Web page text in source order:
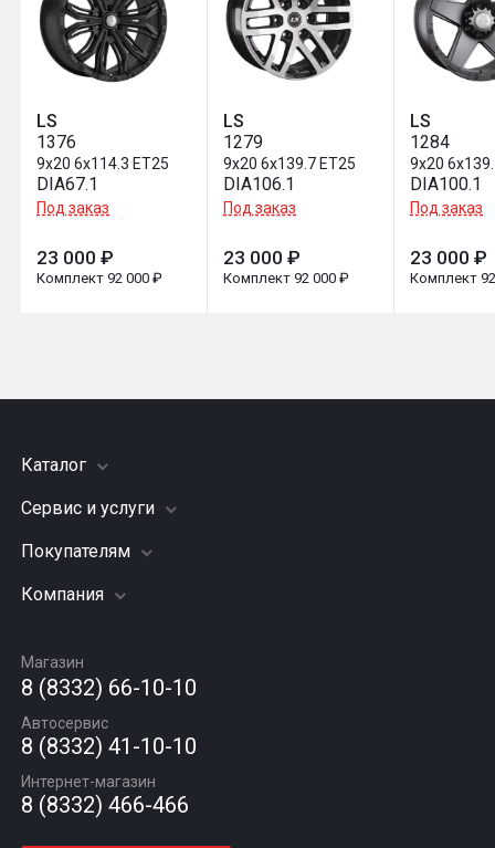
LS
1376
9x20 6x114.3 ET25
DIA67.1
Под заказ
23 000 ₽
Комплект 92 000 ₽
LS
1279
9x20 6x139.7 ET25
DIA106.1
Под заказ
23 000 ₽
Комплект 92 000 ₽
LS
1284
9x20
DIA100.1
Под заказ
23 000 ₽
Комплект
Каталог
Шины
Грузовые шины
Диски
Автомасла
Сервис и услуги
Заправка кондиционера
Подвеска (ходовая часть)
Шиномонтаж
Покупателям
Акции
Гарантии и возврат
Компания
Вакансии
Новости
Статьи
Контакты
Магазин
8 (8332) 66-10-10
Автосервис
8 (8332) 41-10-10
Интернет-магазин
8 (8332) 466-466